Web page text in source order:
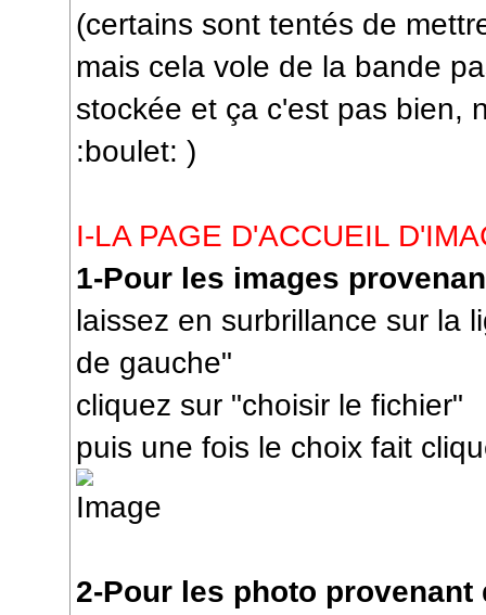
(certains sont tentés de
mais cela vole de la bande
stockée et ça c'est pas bien,
:boulet: )
I-LA PAGE D'ACCUEIL
1-Pour les images
laissez en surbrillance sur la
de gauche"
cliquez sur "choisir le fichier"
puis une fois le choix fait
2-Pour les photo